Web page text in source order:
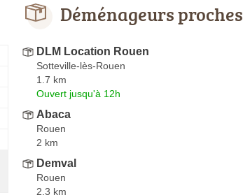
Déménageurs proches
DLM Location Rouen
Sotteville-lès-Rouen
1.7 km
Ouvert jusqu'à 12h
Abaca
Rouen
2 km
Demval
Rouen
2.3 km